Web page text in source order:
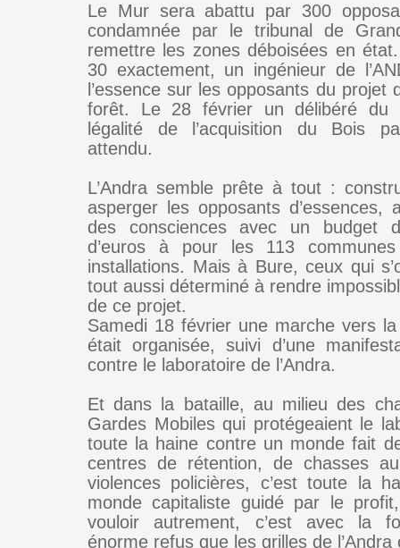
Le Mur sera abattu par 300
condamnée par le tribunal de
remettre les zones déboisées en
30 exactement, un ingénieur de
l’essence sur les opposants du projet
forêt. Le 28 février un délibéré du
légalité de l’acquisition du Bois
attendu.
L’Andra semble prête à tout :
asperger les opposants d’essences,
des consciences avec un budget
d’euros à pour les 113
installations. Mais à Bure, ceux qui
tout aussi déterminé à rendre
de ce projet.
Samedi 18 février une marche vers
était organisée, suivi d’une
contre le laboratoire de l’Andra.
Et dans la bataille, au milieu des
Gardes Mobiles qui protégeaient le
toute la haine contre un monde fait
centres de rétention, de chasses
violences policières, c’est toute la
monde capitaliste guidé par le
vouloir autrement, c’est avec la
énorme refus que les grilles de l’Andra